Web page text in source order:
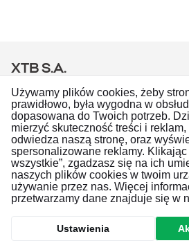
Używamy plików cookies, żeby
prawidłowo, była wygodna w
dopasowana do Twoich potrzeb.
mierzyć skuteczność treści i
odwiedza naszą stronę, oraz
spersonalizowane reklamy. Klikając
wszystkie”, zgadzasz się na ich
naszych plików cookies w twoim
używanie przez nas. Więcej
przetwarzamy dane znajduje się w
Ustawienia
XTB S.A.
Copyright © 2026
Wszystkie prawa zastrzeżone
Idź do profilu naTwitter
Idź do profilu na YouTube
Idź do profilu na
Idź do profilu na
Skontaktuj się
Polityka Prywatności
Relacje inwestorskie